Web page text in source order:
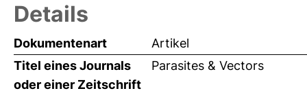
Details
Dokumentenart
Artikel
Titel eines Journals
oder einer Zeitschrift
Parasites & Vectors